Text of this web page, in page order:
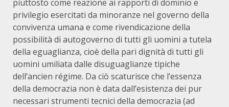
piuttosto come reazione ai rapporti di dominio e
privilegio esercitati da minoranze nel governo della
convivenza umana e come rivendicazione della
possibilità di autogoverno di tutti gli uomini a tutela
della eguaglianza, cioè della pari dignità di tutti gli
uomini umiliata dalle disuguaglianze tipiche
dell’ancien régime. Da ciò scaturisce che l’essenza
della democrazia non è data dall’esistenza dei pur
necessari strumenti tecnici della democrazia (ad